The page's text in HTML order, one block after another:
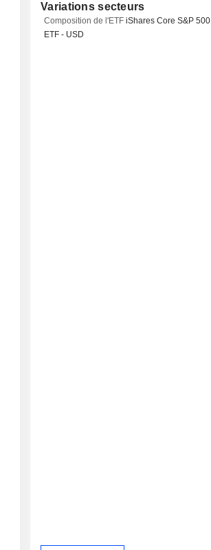
Variations secteurs
Composition de l'ETFiShares Core S&P 500
ETF - USD